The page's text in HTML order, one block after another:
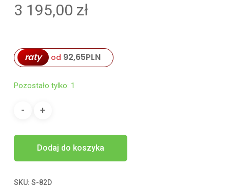
3 195,00 zł
raty od 92,65PLN
Pozostało tylko: 1
Dodaj do koszyka
SKU: S-82D